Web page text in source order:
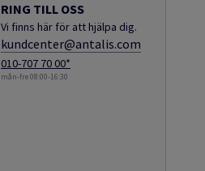
RING TILL OSS
Vi finns här för att hjälpa dig.
kundcenter@antalis.com
010-707 70 00*
mån-fre 08:00-16:30